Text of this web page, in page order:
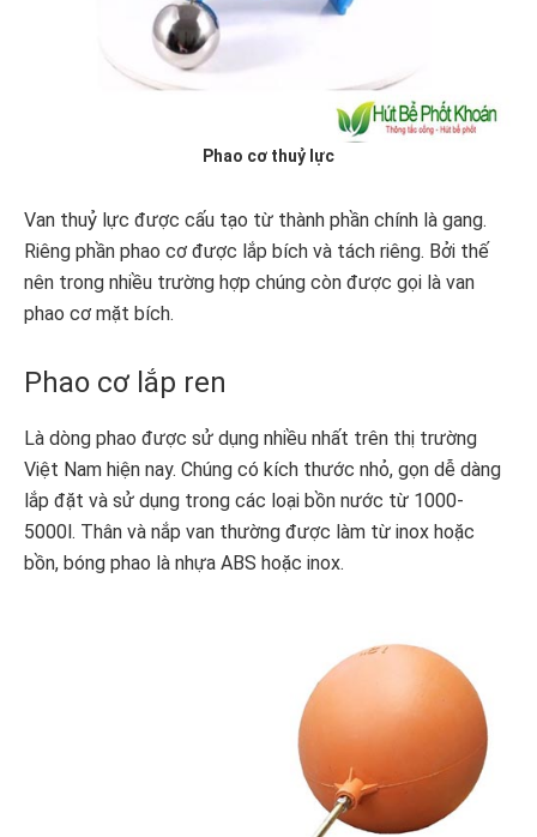
Phao cơ thuỷ lực
Van thuỷ lực được cấu tạo từ thành phần chính là gang.
Riêng phần phao cơ được lắp bích và tách riêng. Bởi thế
nên trong nhiều trường hợp chúng còn được gọi là van
phao cơ mặt bích.
Phao cơ lắp ren
Là dòng phao được sử dụng nhiều nhất trên thị trường
Việt Nam hiện nay. Chúng có kích thước nhỏ, gọn dễ dàng
lắp đặt và sử dụng trong các loại bồn nước từ 1000-
5000l. Thân và nắp van thường được làm từ inox hoặc
bồn, bóng phao là nhựa ABS hoặc inox.